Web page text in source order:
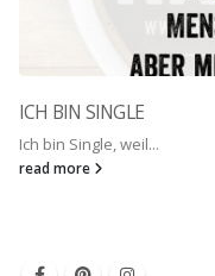
ICH BIN SINGLE
Ich bin Single, weil...
read more